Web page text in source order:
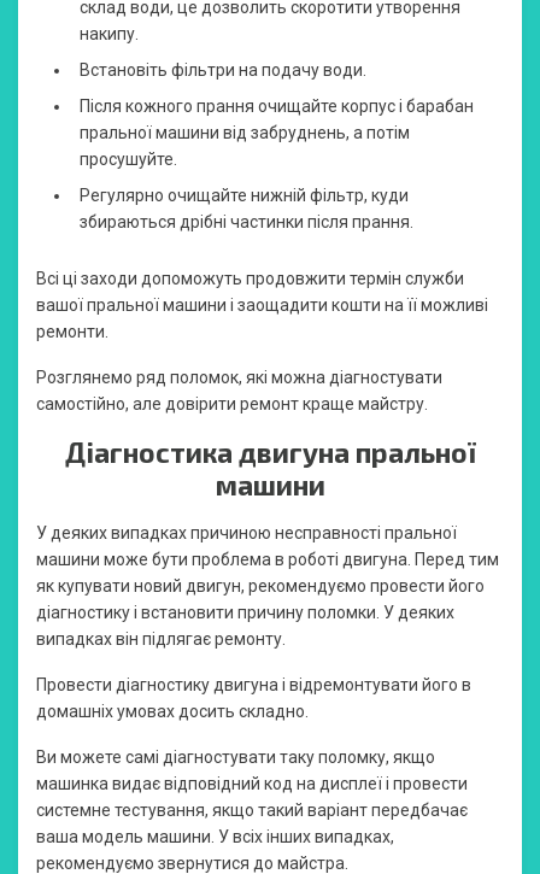
склад води, це дозволить скоротити утворення
накипу.
Встановіть фільтри на подачу води.
Після кожного прання очищайте корпус і барабан
пральної машини від забруднень, а потім
просушуйте.
Регулярно очищайте нижній фільтр, куди
збираються дрібні частинки після прання.
Всі ці заходи допоможуть продовжити термін служби
вашої пральної машини і заощадити кошти на її можливі
ремонти.
Розглянемо ряд поломок, які можна діагностувати
самостійно, але довірити ремонт краще майстру.
Діагностика двигуна пральної
машини
У деяких випадках причиною несправності пральної
машини може бути проблема в роботі двигуна. Перед тим
як купувати новий двигун, рекомендуємо провести його
діагностику і встановити причину поломки. У деяких
випадках він підлягає ремонту.
Провести діагностику двигуна і відремонтувати його в
домашніх умовах досить складно.
Ви можете самі діагностувати таку поломку, якщо
машинка видає відповідний код на дисплеї і провести
системне тестування, якщо такий варіант передбачає
ваша модель машини. У всіх інших випадках,
рекомендуємо звернутися до майстра.